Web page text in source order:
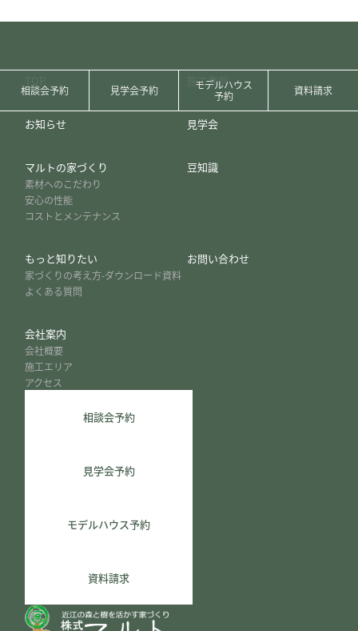
相談会予約 見学会予約
モデルハウス
予約
資料請求
相談会予約
見学会予約
モデルハウス予約
資料請求
お知らせ
マルトの家づくり
素材へのこだわり
安心の性能
コストとメンテナンス
もっと知りたい
家づくりの考え方-ダウンロード資料
よくある質問
施工事例
見学会
豆知識
会社案内
会社概要
施工エリア
アクセス
お問い合わせ